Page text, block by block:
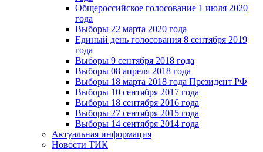
Общероссийское голосование 1 июля 2020
года
Выборы 22 марта 2020 года
Единый день голосования 8 сентября 2019
года
Выборы 9 сентября 2018 года
Выборы 08 апреля 2018 года
Выборы 18 марта 2018 года Президент РФ
Выборы 10 сентября 2017 года
Выборы 18 сентября 2016 года
Выборы 27 сентября 2015 года
Выборы 14 сентября 2014 года
Актуальная информация
Новости ТИК